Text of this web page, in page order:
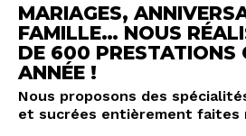
MARIAGES,
FAMILLE… NOUS
DE 600 PRESTATIONS
ANNÉE !
Nous proposons des
et sucrées entièrement faites